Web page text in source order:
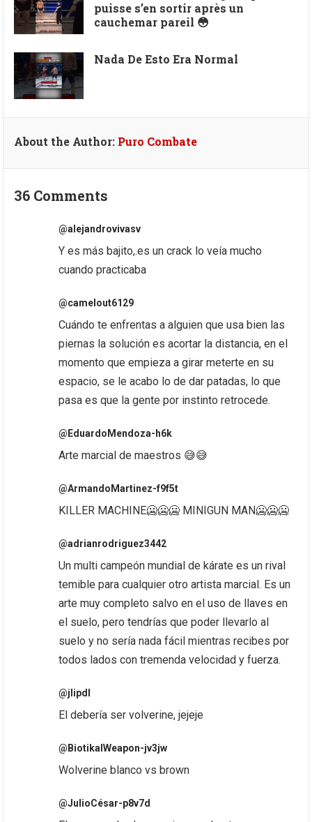
puisse s’en sortir après un
cauchemar pareil 😳
Nada De Esto Era Normal
About the Author: Puro Combate
36 Comments
@alejandrovivasv
Y es más bajito,.es un crack lo veía mucho
cuando practicaba
@camelout6129
Cuándo te enfrentas a alguien que usa bien las
piernas la solución es acortar la distancia, en el
momento que empieza a girar meterte en su
espacio, se le acabo lo de dar patadas, lo que
pasa es que la gente por instinto retrocede.
@EduardoMendoza-h6k
Arte marcial de maestros 😅😅
@ArmandoMartinez-f9f5t
KILLER MACHINE🥶🥶🥶 MINIGUN MAN🥶🥶🥶
@adrianrodriguez3442
Un multi campeón mundial de kárate es un rival
temible para cualquier otro artista marcial. Es un
arte muy completo salvo en el uso de llaves en
el suelo, pero tendrías que poder llevarlo al
suelo y no sería nada fácil mientras recibes por
todos lados con tremenda velocidad y fuerza.
@jlipdl
El debería ser volverine, jejeje
@BiotikalWeapon-jv3jw
Wolverine blanco vs brown
@JulioCésar-p8v7d